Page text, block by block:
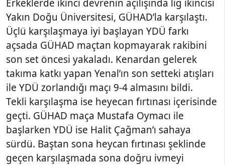
Erkeklerde ikinci devrenin açılışında lig ikincisi
Yakın Doğu Üniversitesi, GÜHAD’la karşılaştı.
Üçlü karşılaşmaya iyi başlayan YDÜ farkı
açsada GÜHAD maçtan kopmayarak rakibini
son set öncesi yakaladı. Kenardan gelerek
takıma katkı yapan Yenal’ın son setteki atışları
ile YDÜ zorlandığı maçı 9-4 almasını bildi.
Tekli karşılaşma ise heyecan fırtınası içerisinde
geçti. GÜHAD maça Mustafa Oymacı ile
başlarken YDÜ ise Halit Çağman’ı sahaya
sürdü. Baştan sona heycan fırtınası şeklinde
geçen karşılaşmada sona doğru ivmeyi